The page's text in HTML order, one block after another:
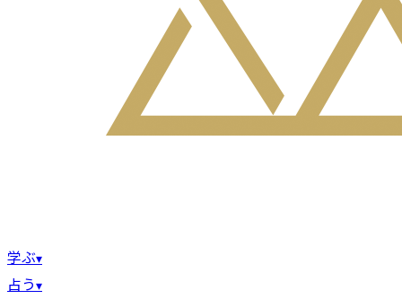
学ぶ▾
占う▾